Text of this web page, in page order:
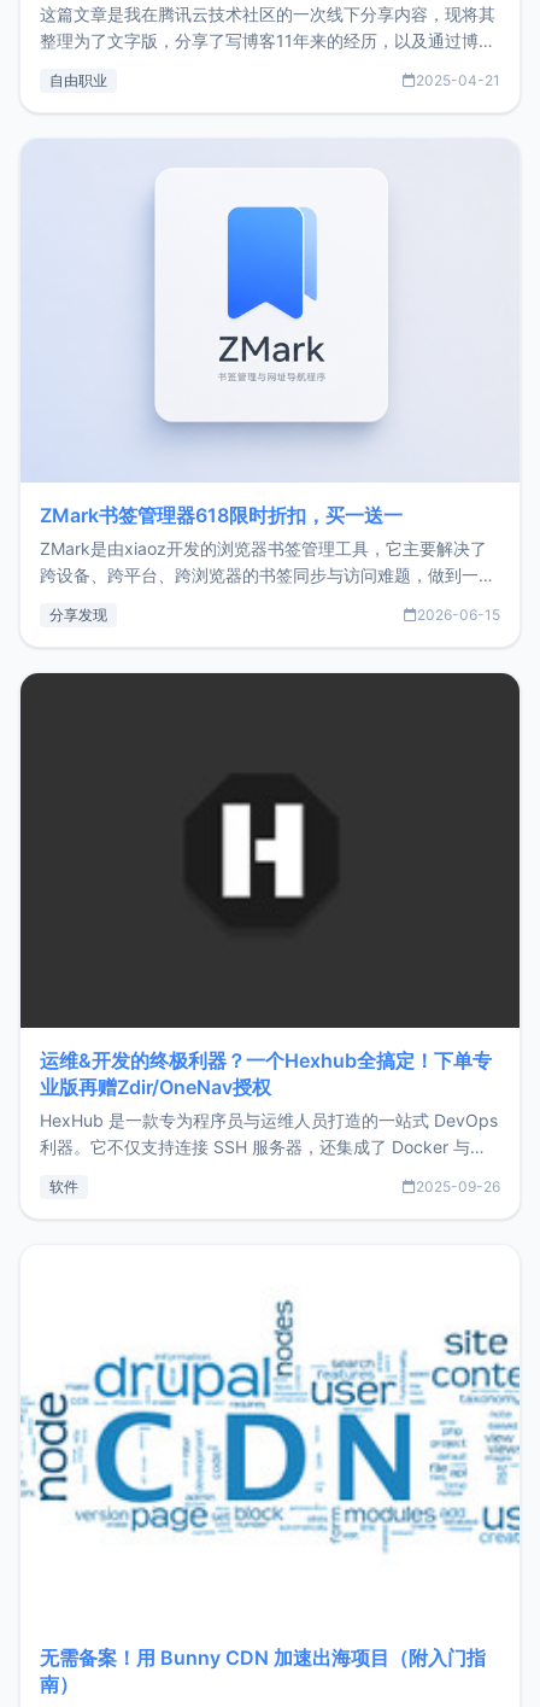
这篇文章是我在腾讯云技术社区的一次线下分享内容，现将其
整理为了文字版，分享了写博客11年来的经历，以及通过博客
了我的首个产品ImgURL的真实数据和产品现状。自我介绍大
自由职业 2025-04-21
ZMark书签管理器618限时折扣，买一送一
ZMark是由xiaoz开发的浏览器书签管理工具，它主要解决了
跨设备、跨平台、跨浏览器的书签同步与访问难题，做到一处
用，让管理更高效。ZMark官网地址：
分享发现 2026-06-15
运维&开发的终极利器？一个Hexhub全搞定！下单专
业版再赠Zdir/OneNav授权
HexHub 是一款专为程序员与运维人员打造的一站式 DevOps
利器。它不仅支持连接 SSH 服务器，还集成了 Docker 与常
件间频繁切换，仅凭 HexHub 即可同时搞定运维与数据库操
软件 2025-09-26
无需备案！用 Bunny CDN 加速出海项目（附入门指
南）